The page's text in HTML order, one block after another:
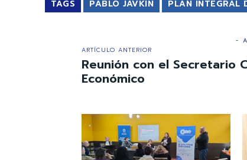
TAGS PABLO JAVKIN PLAN INTEGRAL
-
ARTÍCULO ANTERIOR
Reunión con el Secretario
Económico